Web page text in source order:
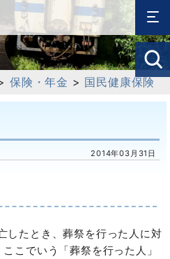
保険・年金 > 国民健康保険
2014年03月31日
したとき、葬祭を行った人に対
こでいう「葬祭を行った人」